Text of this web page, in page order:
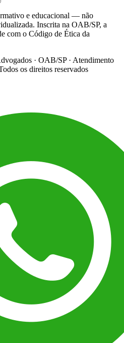
e educacional — não
Inscrita na OAB/SP, a
com o Código de Ética da
· OAB/SP · Atendimento
os direitos reservados